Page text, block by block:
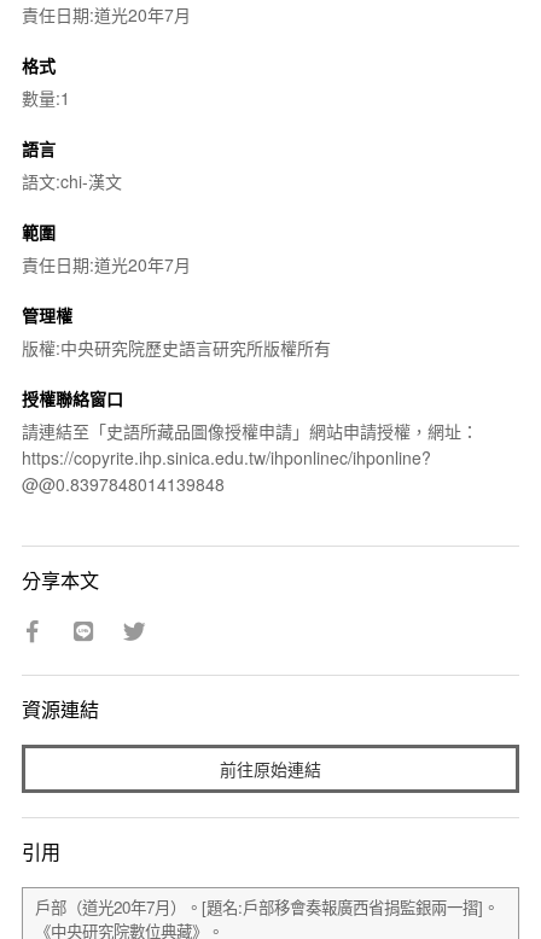
責任日期:道光20年7月
格式
數量:1
語言
語文:chi-漢文
範圍
責任日期:道光20年7月
管理權
版權:中央研究院歷史語言研究所版權所有
授權聯絡窗口
請連結至「史語所藏品圖像授權申請」網站申請授權，網址：
https://copyrite.ihp.sinica.edu.tw/ihponlinec/ihponline?
@@0.8397848014139848
分享本文
資源連結
前往原始連結
引用